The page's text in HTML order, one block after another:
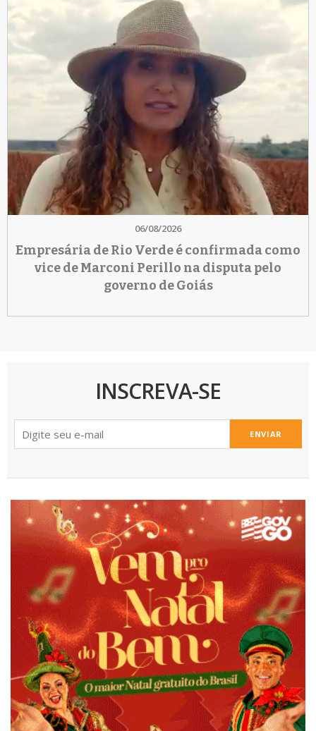
06/08/2026
Empresária de Rio Verde é confirmada como
vice de Marconi Perillo na disputa pelo
governo de Goiás
INSCREVA-SE
ENVIAR